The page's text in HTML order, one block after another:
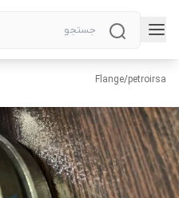
petroirsa
/
Flange